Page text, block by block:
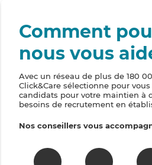
Comment
nous vous
Avec un réseau de plus de 180
Click&Care sélectionne pour
candidats pour votre maintien à
besoins de recrutement en
Nos conseillers vous